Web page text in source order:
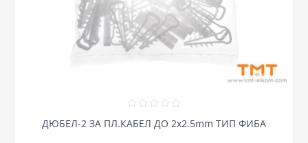
ДЮБЕЛ-2 ЗА ПЛ.КАБЕЛ ДО 2х2.5mm ТИП ФИБА